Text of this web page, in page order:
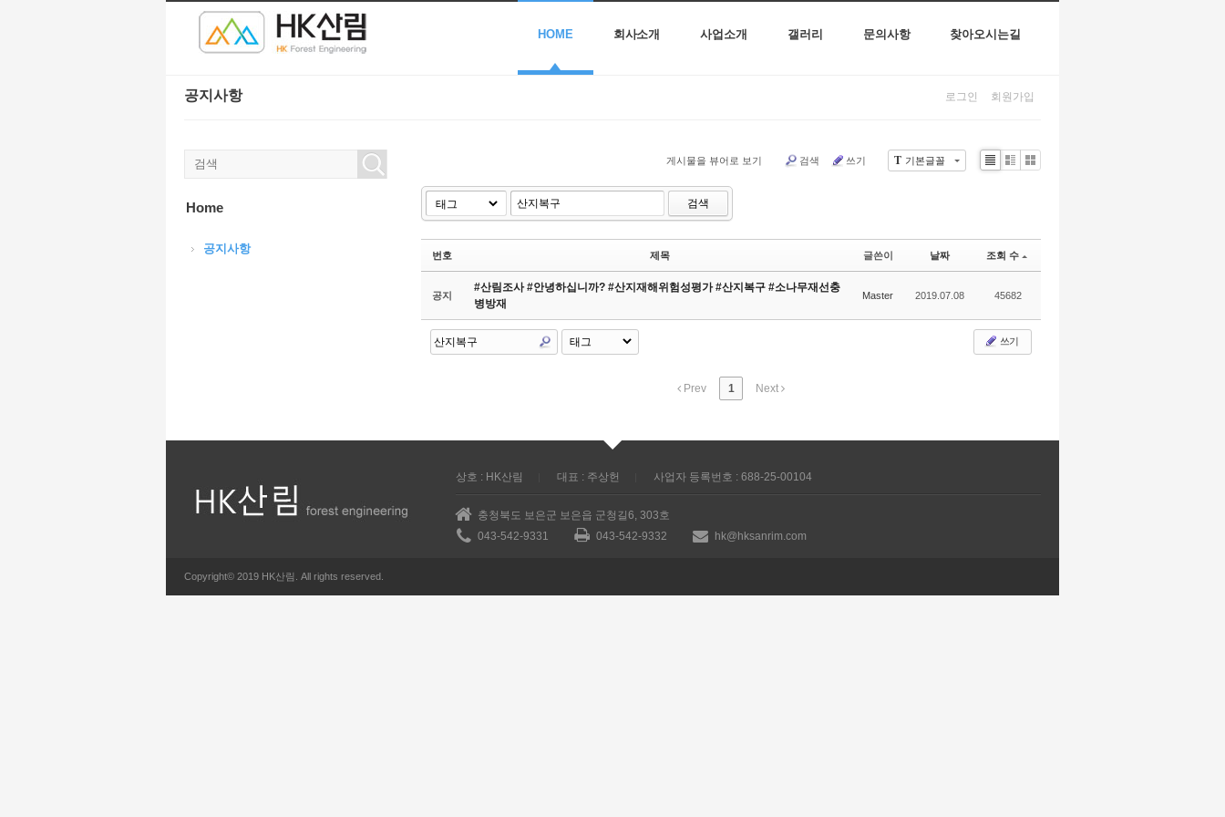
HOME 회사소개 사업소개 갤러리 문의사항 찾아오시는길
로그인 회원가입
공지사항
T 기본글꼴
게시물을 뷰어로 보기 검색 쓰기
검색
Li
Zi
G
y
번호 제목 글쓴이 날짜 조회 수
공지
#산림조사 #안녕하십니까? #산지재해위험성평가 #산지복구 #소나무재선충
병방재
Master 2019.07.08 45682
쓰기
Prev 1 Next
Home
공지사항
상호 : HK산림 대표 : 주상헌 사업자 등록번호 : 688-25-00104
충청북도 보은군 보은읍 군청길6, 303호
043-542-9331
043-542-9332 hk@hksanrim.com
Copyright© 2019 HK산림. All rights reserved.
Sketchbook5, 스케치북5
Sketchbook5, 스케치북5
Sketchbook5, 스케치북5
Sketchbook5, 스케치북5